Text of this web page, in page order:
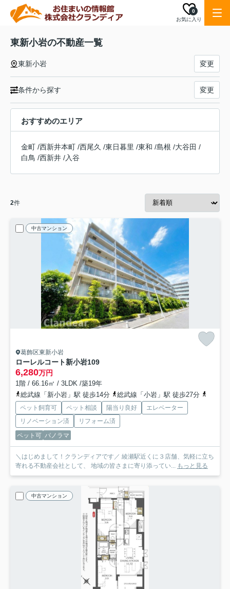
お気に入り
0
東新小岩の不動産一覧
東新小岩 変更
条件から探す 変更
おすすめのエリア
金町 /西新井本町 /西尾久 /東日暮里 /東和 /島根 /大谷田 /
白鳥 /西新井 /入谷
2件
中古マンション
葛飾区東新小岩
ローレルコート新小岩109
6,280万円
1階 / 66.16㎡ / 3LDK /築19年
総武線「新小岩」駅 徒歩14分
総武線「小岩」駅 徒歩27分
ペット飼育可 ペット相談 陽当り良好
エレベーター
リノベーション済
リフォーム済
ペット可 パノラマ
＼はじめまして！クランディアです／ 綾瀬駅近くに３店舗、気軽に立ち
寄れる不動産会社として、 地域の皆さまに寄り添ってい... もっと見る
中古マンション